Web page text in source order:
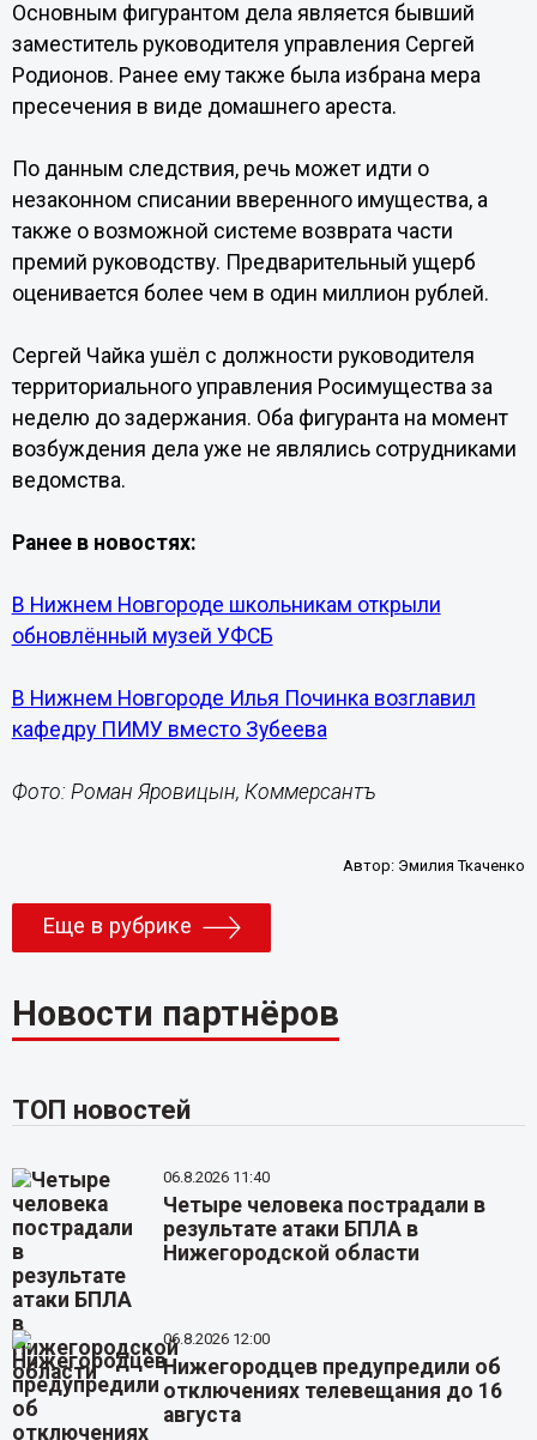
Основным фигурантом дела является бывший
заместитель руководителя управления Сергей
Родионов. Ранее ему также была избрана мера
пресечения в виде домашнего ареста.
По данным следствия, речь может идти о
незаконном списании вверенного имущества, а
также о возможной системе возврата части
премий руководству. Предварительный ущерб
оценивается более чем в один миллион рублей.
Сергей Чайка ушёл с должности руководителя
территориального управления Росимущества за
неделю до задержания. Оба фигуранта на момент
возбуждения дела уже не являлись сотрудниками
ведомства.
Ранее в новостях:
В Нижнем Новгороде школьникам открыли
обновлённый музей УФСБ
В Нижнем Новгороде Илья Починка возглавил
кафедру ПИМУ вместо Зубеева
Фото: Роман Яровицын, Коммерсантъ
Автор: Эмилия Ткаченко
Еще в рубрике
Новости партнёров
ТОП новостей
06.8.2026 11:40
Четыре человека пострадали в
результате атаки БПЛА в
Нижегородской области
06.8.2026 12:00
Нижегородцев предупредили об
отключениях телевещания до 16
августа